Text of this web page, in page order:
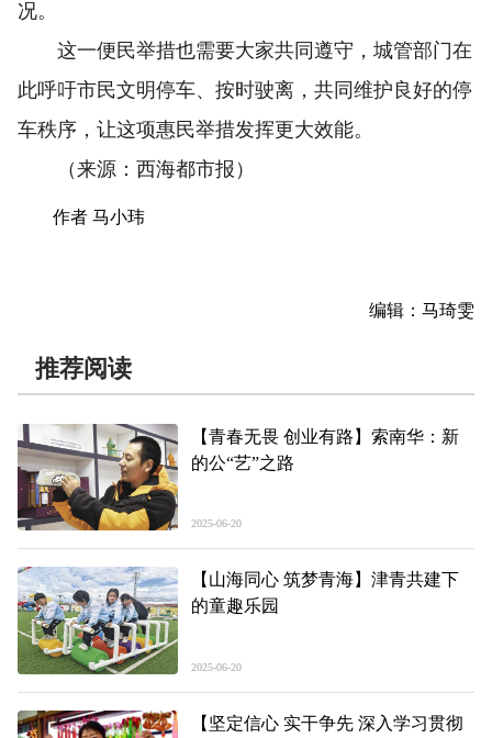
况。
这一便民举措也需要大家共同遵守，城管部门在
此呼吁市民文明停车、按时驶离，共同维护良好的停
车秩序，让这项惠民举措发挥更大效能。
（来源：西海都市报）
作者 马小玮
编辑：马琦雯
推荐阅读
【青春无畏 创业有路】索南华：新
的公“艺”之路
2025-06-20
【山海同心 筑梦青海】津青共建下
的童趣乐园
2025-06-20
【坚定信心 实干争先 深入学习贯彻